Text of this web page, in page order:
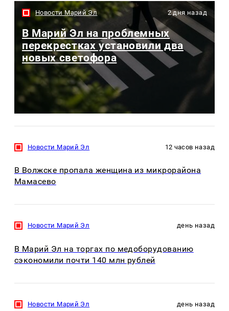
Новости Марий Эл 2 дня назад
В Марий Эл на проблемных
перекрестках установили два
новых светофора
Новости Марий Эл 12 часов назад
В Волжске пропала женщина из микрорайона
Мамасево
Новости Марий Эл день назад
В Марий Эл на торгах по медоборудованию
сэкономили почти 140 млн рублей
Новости Марий Эл день назад